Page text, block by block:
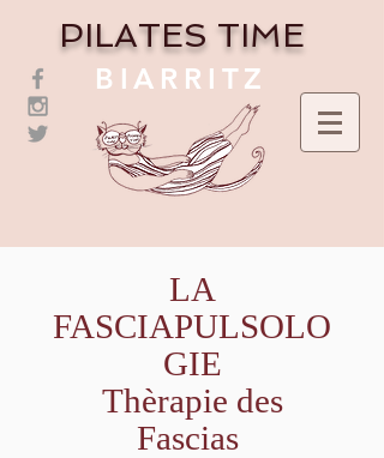
PILATES TIME
BIARRITZ
LA
FASCIAPULSOLO
GIE
Thèrapie des
Fascias